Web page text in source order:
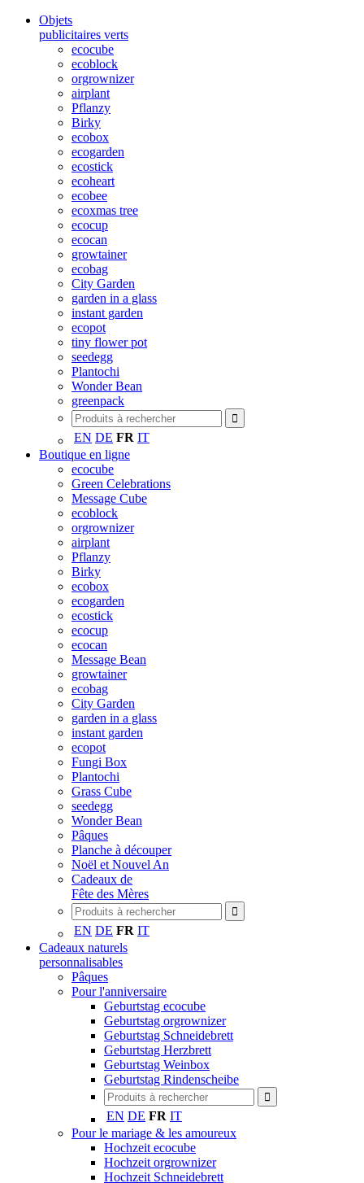
Objets
publicitaires verts
ecocube
ecoblock
orgrownizer
airplant
Pflanzy
Birky
ecobox
ecogarden
ecostick
ecoheart
ecobee
ecoxmas tree
ecocup
ecocan
growtainer
ecobag
City Garden
garden in a glass
instant garden
ecopot
tiny flower pot
seedegg
Plantochi
Wonder Bean
greenpack
EN DE FR IT
Boutique en ligne
ecocube
Green Celebrations
Message Cube
ecoblock
orgrownizer
airplant
Pflanzy
Birky
ecobox
ecogarden
ecostick
ecocup
ecocan
Message Bean
growtainer
ecobag
City Garden
garden in a glass
instant garden
ecopot
Fungi Box
Plantochi
Grass Cube
seedegg
Wonder Bean
Pâques
Planche à découper
Noël et Nouvel An
Cadeaux de
Fête des Mères
EN DE FR IT
Cadeaux naturels
personnalisables
Pâques
Pour l'anniversaire
Geburtstag ecocube
Geburtstag orgrownizer
Geburtstag Schneidebrett
Geburtstag Herzbrett
Geburtstag Weinbox
Geburtstag Rindenscheibe
EN DE FR IT
Pour le mariage & les amoureux
Hochzeit ecocube
Hochzeit orgrownizer
Hochzeit Schneidebrett